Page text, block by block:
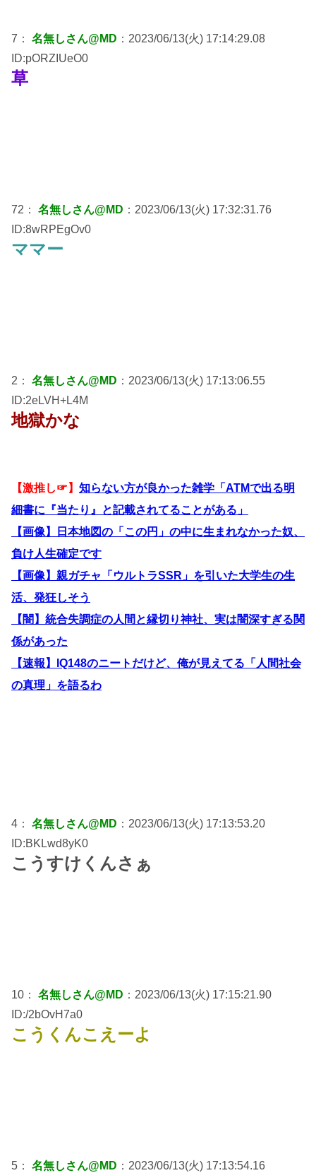
7： 名無しさん@MD ：2023/06/13(火) 17:14:29.08
ID:pORZIUeO0
草
72： 名無しさん@MD ：2023/06/13(火) 17:32:31.76
ID:8wRPEgOv0
ママー
2： 名無しさん@MD ：2023/06/13(火) 17:13:06.55
ID:2eLVH+L4M
地獄かな
【激推し☞】 知らない方が良かった雑学「ATMで出る明
細書に『当たり』と記載されてることがある」
【画像】日本地図の「この円」の中に生まれなかった奴、
負け人生確定です
【画像】親ガチャ「ウルトラSSR」を引いた大学生の生
活、発狂しそう
【闇】統合失調症の人間と縁切り神社、実は闇深すぎる関
係があった
【速報】IQ148のニートだけど、俺が見えてる「人間社会
の真理」を語るわ
4： 名無しさん@MD ：2023/06/13(火) 17:13:53.20
ID:BKLwd8yK0
こうすけくんさぁ
10： 名無しさん@MD ：2023/06/13(火) 17:15:21.90
ID:/2bOvH7a0
こうくんこえーよ
5： 名無しさん@MD ：2023/06/13(火) 17:13:54.16